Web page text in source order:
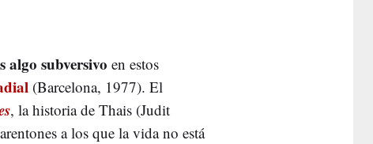
algo subversivo en estos
(Barcelona, 1977). El
, la historia de Thais (Judit
a los que la vida no está